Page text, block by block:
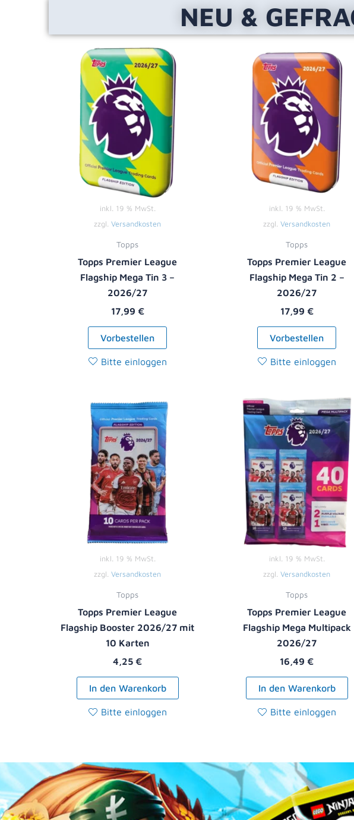
NEU &
inkl. 19 % MwSt.
zzgl. Versandkosten
Topps
Topps Premier League
Flagship Mega Tin 3 –
2026/27
17,99 €
Vorbestellen
Bitte einloggen
inkl. 19 % MwSt.
zzgl. Versandkosten
Topps
Topps Premier League
Flagship Mega Tin 2 –
2026/27
17,99 €
Vorbestellen
Bitte einloggen
inkl. 19 % MwSt.
zzgl. Versandkosten
Topps
Topps Premier League
Flagship Booster 2026/27 mit
10 Karten
4,25 €
In den Warenkorb
Bitte einloggen
inkl. 19 % MwSt.
zzgl. Versandkosten
Topps
Topps Premier League
Flagship Mega Multipack
2026/27
16,49 €
In den Warenkorb
Bitte einloggen